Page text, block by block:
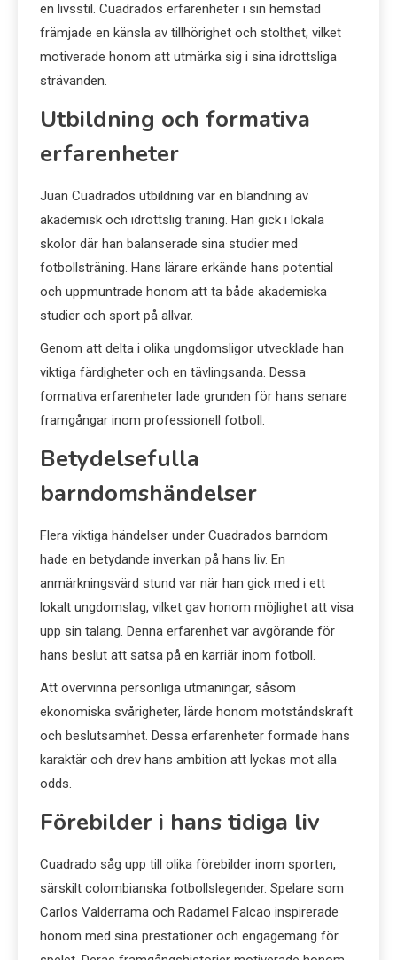
en livsstil. Cuadrados erfarenheter i sin hemstad
främjade en känsla av tillhörighet och stolthet, vilket
motiverade honom att utmärka sig i sina idrottsliga
strävanden.
Utbildning och formativa
erfarenheter
Juan Cuadrados utbildning var en blandning av
akademisk och idrottslig träning. Han gick i lokala
skolor där han balanserade sina studier med
fotbollsträning. Hans lärare erkände hans potential
och uppmuntrade honom att ta både akademiska
studier och sport på allvar.
Genom att delta i olika ungdomsligor utvecklade han
viktiga färdigheter och en tävlingsanda. Dessa
formativa erfarenheter lade grunden för hans senare
framgångar inom professionell fotboll.
Betydelsefulla
barndomshändelser
Flera viktiga händelser under Cuadrados barndom
hade en betydande inverkan på hans liv. En
anmärkningsvärd stund var när han gick med i ett
lokalt ungdomslag, vilket gav honom möjlighet att visa
upp sin talang. Denna erfarenhet var avgörande för
hans beslut att satsa på en karriär inom fotboll.
Att övervinna personliga utmaningar, såsom
ekonomiska svårigheter, lärde honom motståndskraft
och beslutsamhet. Dessa erfarenheter formade hans
karaktär och drev hans ambition att lyckas mot alla
odds.
Förebilder i hans tidiga liv
Cuadrado såg upp till olika förebilder inom sporten,
särskilt colombianska fotbollslegender. Spelare som
Carlos Valderrama och Radamel Falcao inspirerade
honom med sina prestationer och engagemang för